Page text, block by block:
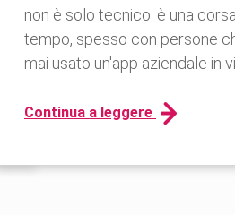
non è solo tecnico: è una
tempo, spesso con persone
mai usato un'app aziendale in
Continua a leggere